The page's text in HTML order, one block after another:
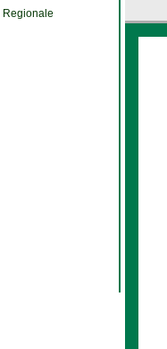
Regionale